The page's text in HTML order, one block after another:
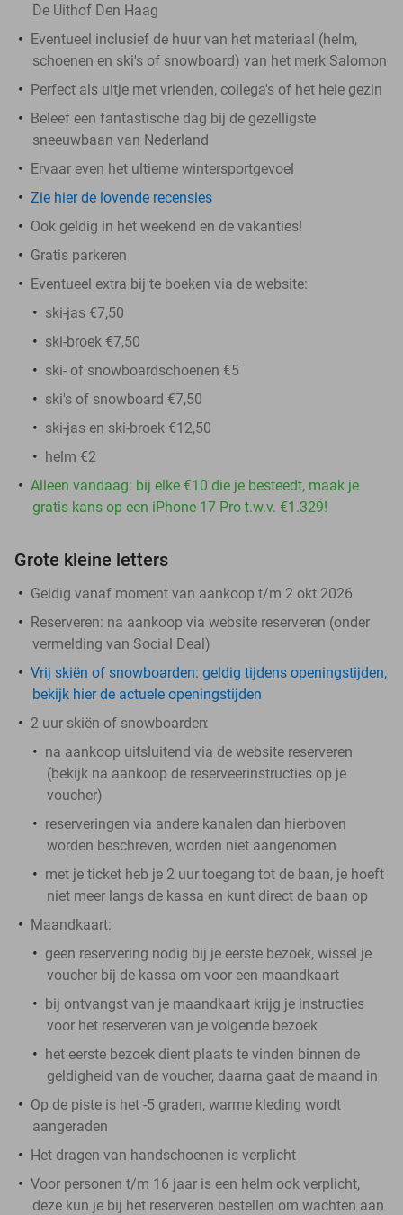
De Uithof Den Haag
Eventueel inclusief de huur van het materiaal (helm,
schoenen en ski's of snowboard) van het merk Salomon
Perfect als uitje met vrienden, collega's of het hele gezin
Beleef een fantastische dag bij de gezelligste
sneeuwbaan van Nederland
Ervaar even het ultieme wintersportgevoel
Zie hier de lovende recensies
Ook geldig in het weekend en de vakanties!
Gratis parkeren
Eventueel extra bij te boeken via de website:
ski-jas €7,50
ski-broek €7,50
ski- of snowboardschoenen €5
ski's of snowboard €7,50
ski-jas en ski-broek €12,50
helm €2
Alleen vandaag: bij elke €10 die je besteedt, maak je
gratis kans op een iPhone 17 Pro t.w.v. €1.329!
Grote kleine letters
Geldig vanaf moment van aankoop t/m 2 okt 2026
Reserveren: na aankoop via website reserveren (onder
vermelding van Social Deal)
Vrij skiën of snowboarden: geldig tijdens openingstijden,
bekijk hier de actuele openingstijden
2 uur skiën of snowboarden:
na aankoop uitsluitend via de website reserveren
(bekijk na aankoop de reserveerinstructies op je
voucher)
reserveringen via andere kanalen dan hierboven
worden beschreven, worden niet aangenomen
met je ticket heb je 2 uur toegang tot de baan, je hoeft
niet meer langs de kassa en kunt direct de baan op
Maandkaart:
geen reservering nodig bij je eerste bezoek, wissel je
voucher bij de kassa om voor een maandkaart
bij ontvangst van je maandkaart krijg je instructies
voor het reserveren van je volgende bezoek
het eerste bezoek dient plaats te vinden binnen de
geldigheid van de voucher, daarna gaat de maand in
Op de piste is het -5 graden, warme kleding wordt
aangeraden
Het dragen van handschoenen is verplicht
Voor personen t/m 16 jaar is een helm ook verplicht,
deze kun je bij het reserveren bestellen om wachten aan